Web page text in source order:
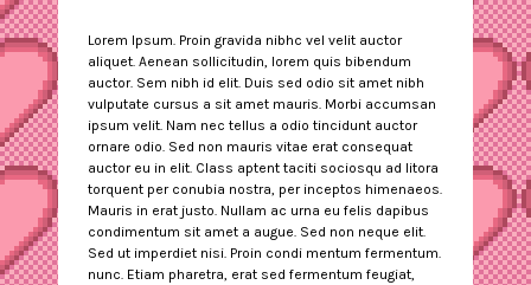
Lorem Ipsum. Proin gravida nibhc vel velit auctor
aliquet. Aenean sollicitudin, lorem quis bibendum
auctor. Sem nibh id elit. Duis sed odio sit amet nibh
vulputate cursus a sit amet mauris. Morbi accumsan
ipsum velit. Nam nec tellus a odio tincidunt auctor
ornare odio. Sed non mauris vitae erat consequat
auctor eu in elit. Class aptent taciti sociosqu ad litora
torquent per conubia nostra, per inceptos himenaeos.
Mauris in erat justo. Nullam ac urna eu felis dapibus
condimentum sit amet a augue. Sed non neque elit.
Sed ut imperdiet nisi. Proin condi mentum fermentum.
nunc. Etiam pharetra, erat sed fermentum feugiat,